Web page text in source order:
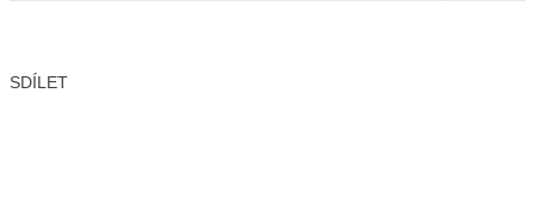
SDÍLET